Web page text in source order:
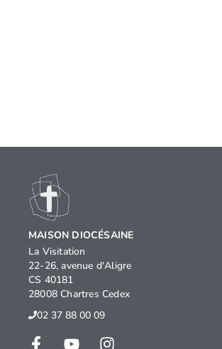
MAISON DIOCÉSAINE
La Visitation
22-26, avenue d'Aligre
CS 40181
28008 Chartres Cedex
02 37 88 00 09